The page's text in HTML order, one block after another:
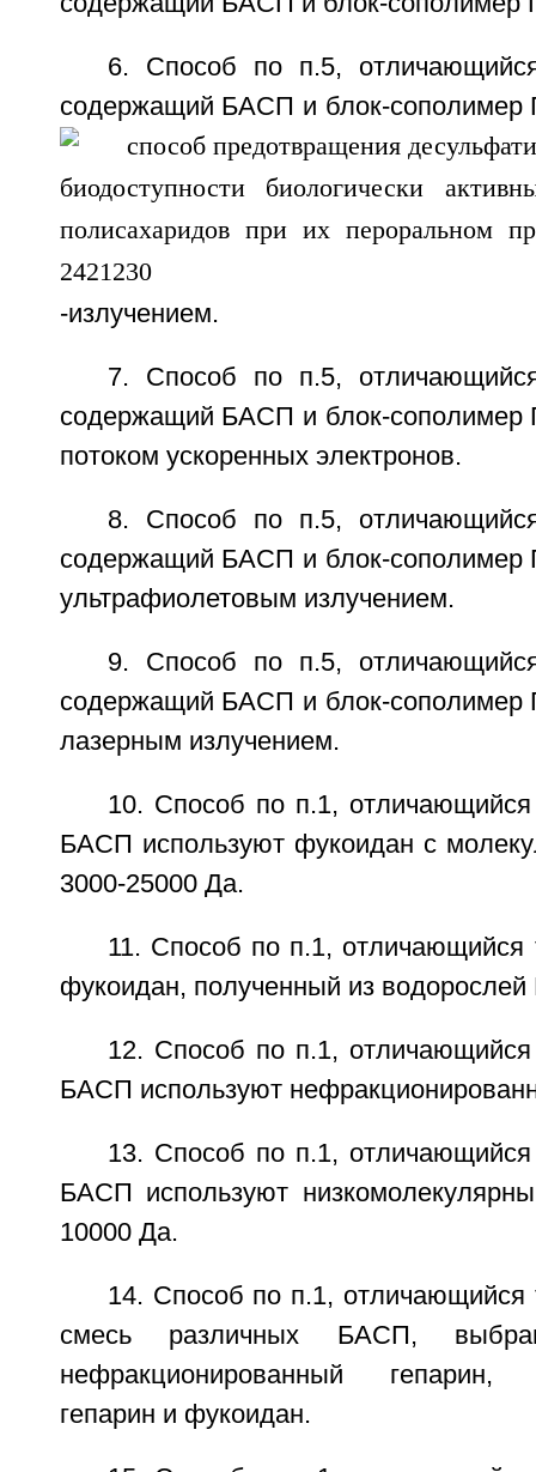
6. Способ по п.5,
содержащий БАСП и блок-
-излучением.
7. Способ по п.5,
содержащий БАСП и блок-
потоком ускоренных электронов.
8. Способ по п.5,
содержащий БАСП и блок-
ультрафиолетовым излучением.
9. Способ по п.5,
содержащий БАСП и блок-
лазерным излучением.
10. Способ по п.1, отличающийся
БАСП используют фукоидан с
3000-25000 Да.
11. Способ по п.1, отличающийся
фукоидан, полученный из водорослей
12. Способ по п.1, отличающийся
БАСП используют
13. Способ по п.1, отличающийся
БАСП используют
10000 Да.
14. Способ по п.1, отличающийся
смесь различных БАСП,
нефракционированный гепарин,
гепарин и фукоидан.